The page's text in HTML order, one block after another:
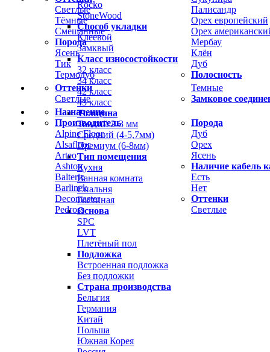
Светлые
Тёмные
Смешанные
Порода
Ясень
Тик
Термодуб
Палисандр
Орех европейский
Орех
Мербау
Клён
Дуб
Полосность
Оттенки
Светлые
Темные
Замковое
Назначение
Производитель
Alpine Floor
Alsafloor
Arteo
Ashton
Balterio
Barlinek
Decomaster
Pedross
Порода
Дуб
Орех
Ясень
Наличие кабель
Есть
Нет
Оттенки
Светлые
Rocko
StoneWood
Способ укладки
Клеевой
Замквый
Класс износостойкости
32 класс
34 класс
42 класс
43 класс
Толщина
Тонкий 2-3 мм
Средний (4-5,7мм)
Премиум (6-8мм)
Тип помещения
Кухня
Ванная комната
Спальня
Гостиная
Основа
SPC
LVT
Плетёный пол
Подложка
Встроенная подложка
Без подложки
Страна производства
Бельгия
Германия
Китай
Польша
Южная Корея